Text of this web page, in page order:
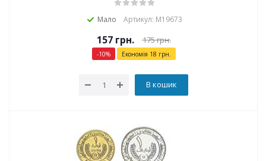
Мало Артикул: М19673
157грн. 175грн.
-10% Економія 18 грн.
В кошик